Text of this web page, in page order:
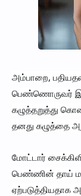
அம்பாறை,
பெண்ணொருவர்
கழுத்தறுத்து
தனது கழுத்தை
மோட்டார்
பெண்ணின் தாய்
ஏற்படுத்தியதாக